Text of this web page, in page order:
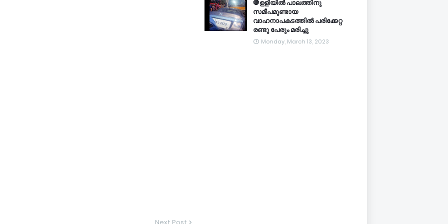
🛑ഉളിയിൽ പാലത്തിനു
സമീപമുണ്ടായ
വാഹനാപകടത്തിൽ പരിക്കേറ്റ
രണ്ടു പേരും മരിച്ചു
Monday, March 13, 2023